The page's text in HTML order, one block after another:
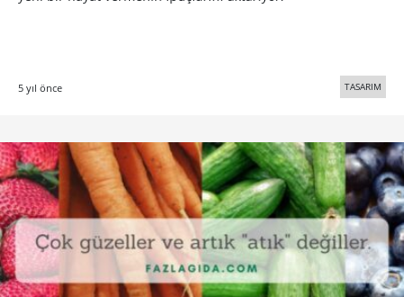
5 yıl önce TASARIM